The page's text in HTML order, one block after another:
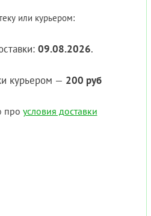
или курьером:
09.08.2026.
курьером — 200 руб
про условия доставки